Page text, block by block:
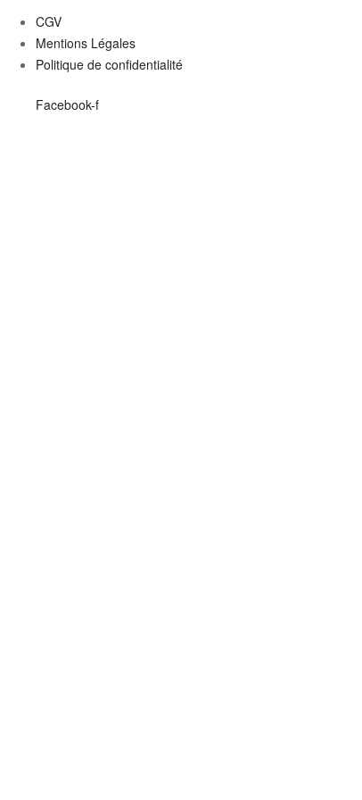
CGV
Mentions Légales
Politique de confidentialité
Facebook-f